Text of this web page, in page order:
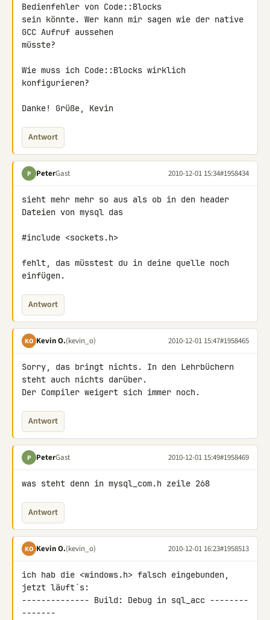
Bedienfehler von Code::Blocks
sein könnte. Wer kann mir sagen wie der native
GCC Aufruf aussehen
müsste?
Wie muss ich Code::Blocks wirklich
konfigurieren?
Danke! Grüße, Kevin
Antwort
P PeterGast 2010-12-01 15:34#1958434
sieht mehr mehr so aus als ob in den header
Dateien von mysql das
#include <sockets.h>
fehlt, das müsstest du in deine quelle noch
einfügen.
Antwort
KO Kevin O.(kevin_o) 2010-12-01 15:47#1958465
Sorry, das bringt nichts. In den Lehrbüchern
steht auch nichts darüber.
Der Compiler weigert sich immer noch.
Antwort
P PeterGast 2010-12-01 15:49#1958469
was steht denn in mysql_com.h zeile 268
Antwort
KO Kevin O.(kevin_o) 2010-12-01 16:23#1958513
ich hab die <windows.h> falsch eingebunden,
jetzt läuft´s:
-------------- Build: Debug in sql_acc --------
-------